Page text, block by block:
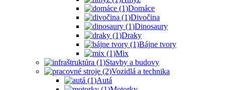
Domáce
Divočina
Dinosaury
Draky
Bájne tvory
Mix
Stavby a budovy
Vozidlá a technika
Autá